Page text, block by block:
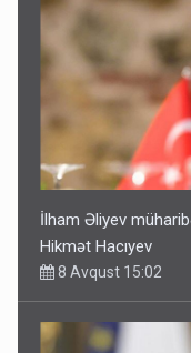
İlham Əliyev
Hikmət Hacıyev
8 Avqust 15:02